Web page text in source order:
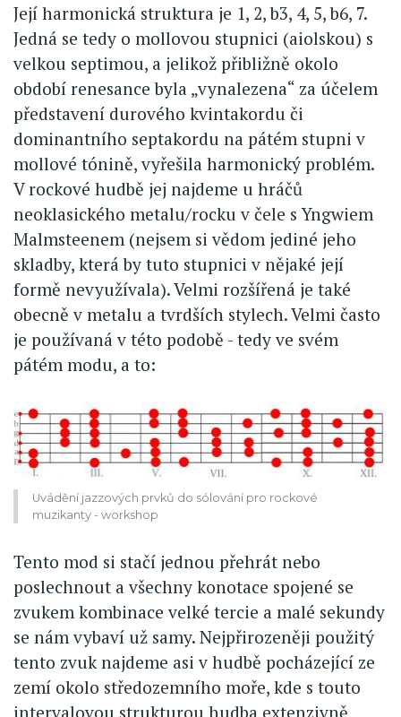
Její harmonická struktura je 1, 2, b3, 4, 5, b6, 7.
Jedná se tedy o mollovou stupnici (aiolskou) s
velkou septimou, a jelikož přibližně okolo
období renesance byla „vynalezena“ za účelem
představení durového kvintakordu či
dominantního septakordu na pátém stupni v
mollové tónině, vyřešila harmonický problém.
V rockové hudbě jej najdeme u hráčů
neoklasického metalu/rocku v čele s Yngwiem
Malmsteenem (nejsem si vědom jediné jeho
skladby, která by tuto stupnici v nějaké její
formě nevyužívala). Velmi rozšířená je také
obecně v metalu a tvrdších stylech. Velmi často
je používaná v této podobě - tedy ve svém
pátém modu, a to:
Uvádění jazzových prvků do sólování pro rockové
muzikanty - workshop
Tento mod si stačí jednou přehrát nebo
poslechnout a všechny konotace spojené se
zvukem kombinace velké tercie a malé sekundy
se nám vybaví už samy. Nejpřirozeněji použitý
tento zvuk najdeme asi v hudbě pocházející ze
zemí okolo středozemního moře, kde s touto
intervalovou strukturou hudba extenzivně